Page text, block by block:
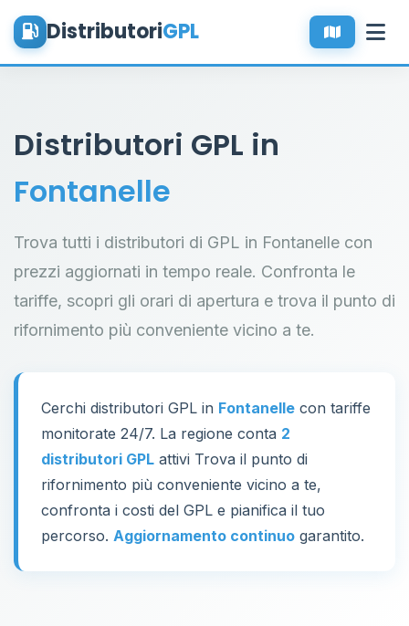
DistributoriGPL
Distributori GPL in
Fontanelle
Trova tutti i distributori di GPL in Fontanelle con
prezzi aggiornati in tempo reale. Confronta le
tariffe, scopri gli orari di apertura e trova il punto di
rifornimento più conveniente vicino a te.
Cerchi distributori GPL in Fontanelle con tariffe
monitorate 24/7. La regione conta 2
distributori GPL attivi Trova il punto di
rifornimento più conveniente vicino a te,
confronta i costi del GPL e pianifica il tuo
percorso. Aggiornamento continuo garantito.